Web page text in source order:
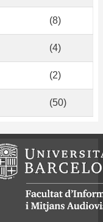
(8)
(4)
(2)
(50)